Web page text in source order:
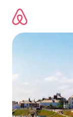
directement
contenu